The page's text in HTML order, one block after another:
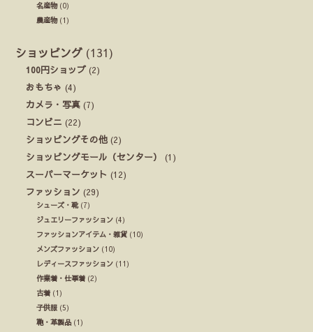
名産物(0)
農産物(1)
ショッピング (131)
100円ショップ (2)
おもちゃ (4)
カメラ・写真 (7)
コンビニ (22)
ショッピングその他 (2)
ショッピングモール（センター）
(1)
スーパーマーケット (12)
ファッション (29)
シューズ・靴(7)
ジュエリーファッション (4)
ファッションアイテム・雑貨 (10)
メンズファッション (10)
レディースファッション (11)
作業着・仕事着 (2)
古着 (1)
子供服 (5)
鞄・革製品 (1)